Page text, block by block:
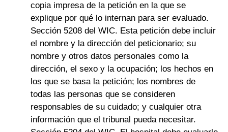
copia impresa de la petición en la que se
explique por qué lo internan para ser evaluado.
Sección 5208 del WIC. Esta petición debe incluir
el nombre y la dirección del peticionario; su
nombre y otros datos personales como la
dirección, el sexo y la ocupación; los hechos en
los que se basa la petición; los nombres de
todas las personas que se consideren
responsables de su cuidado; y cualquier otra
información que el tribunal pueda necesitar.